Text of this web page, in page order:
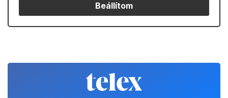
Beállítom